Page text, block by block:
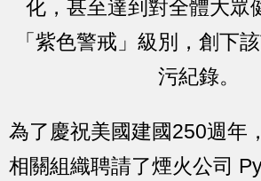
化，甚至達到對全體大眾
「紫色警戒」級別，創下
污紀錄。
為了慶祝美國建國250週年
相關組織聘請了煙火公司